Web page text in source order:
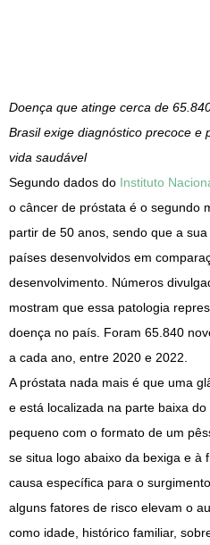
Doença que atinge cerca de
Brasil exige diagnóstico precoce e
vida saudável
Segundo dados do Instituto
o câncer de próstata é o segundo
partir de 50 anos, sendo que a
países desenvolvidos em
desenvolvimento. Números
mostram que essa patologia
doença no país. Foram 65.840
a cada ano, entre 2020 e 2022.
A próstata nada mais é que uma
e está localizada na parte baixa
pequeno com o formato de um
se situa logo abaixo da bexiga e à
causa específica para o
alguns fatores de risco elevam o
como idade, histórico familiar,